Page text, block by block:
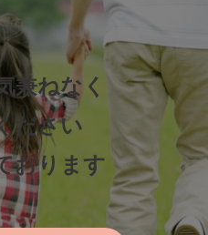
兼ねなく
ださい
おります